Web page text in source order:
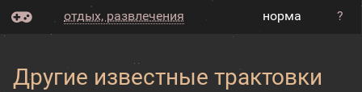
отдых, развлечения норма ?
Другие известные трактовки